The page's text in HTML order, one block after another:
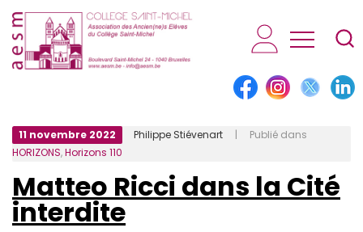
AESM...
11 novembre 2022 Philippe Stiévenart | Publié dans
HORIZONS,Horizons 110
Matteo Ricci dans la Cité
interdite